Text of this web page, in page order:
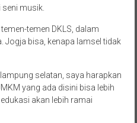
seni musik.
temen DKLS, dalam
Jogja bisa, kenapa lamsel tidak
selatan, saya harapkan
yang ada disini bisa lebih
akan lebih ramai